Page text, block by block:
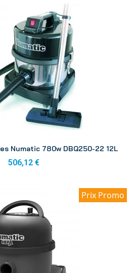
Numatic 780w DBQ250-22 12L
506,12 €
Prix Promo